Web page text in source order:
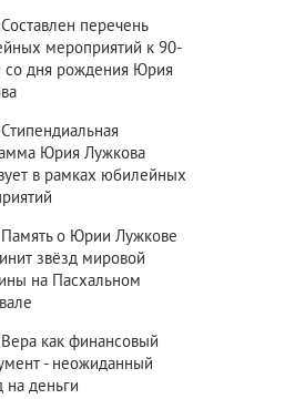
Составлен перечень
мероприятий к 90-
со дня рождения Юрия
Стипендиальная
Юрия Лужкова
в рамках юбилейных
Память о Юрии Лужкове
звёзд мировой
на Пасхальном
Вера как финансовый
- неожиданный
на деньги